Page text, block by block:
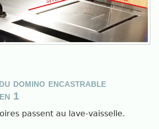
domino encastrable
1
passent au lave-vaisselle.